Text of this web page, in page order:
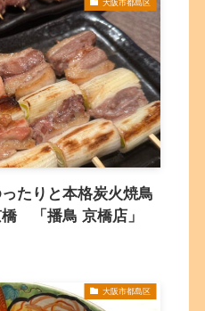
大阪市都島区
たりと本格炭火焼鳥
「播鳥 京橋店」
大阪市都島区